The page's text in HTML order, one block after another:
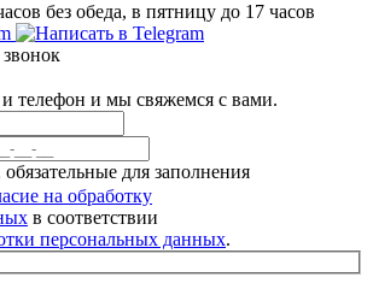
без обеда, в пятницу до 17 часов
телефон и мы свяжемся с вами.
для заполнения
на обработку
в соответствии
персональных данных.